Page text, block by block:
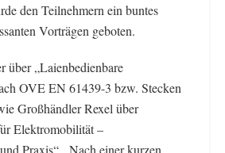
den Teilnehmern ein buntes
Vorträgen geboten.
über „Laienbedienbare
OVE EN 61439-3 bzw. Stecken
Großhändler Rexel über
Elektromobilität –
Praxis“. Nach einer kurzen